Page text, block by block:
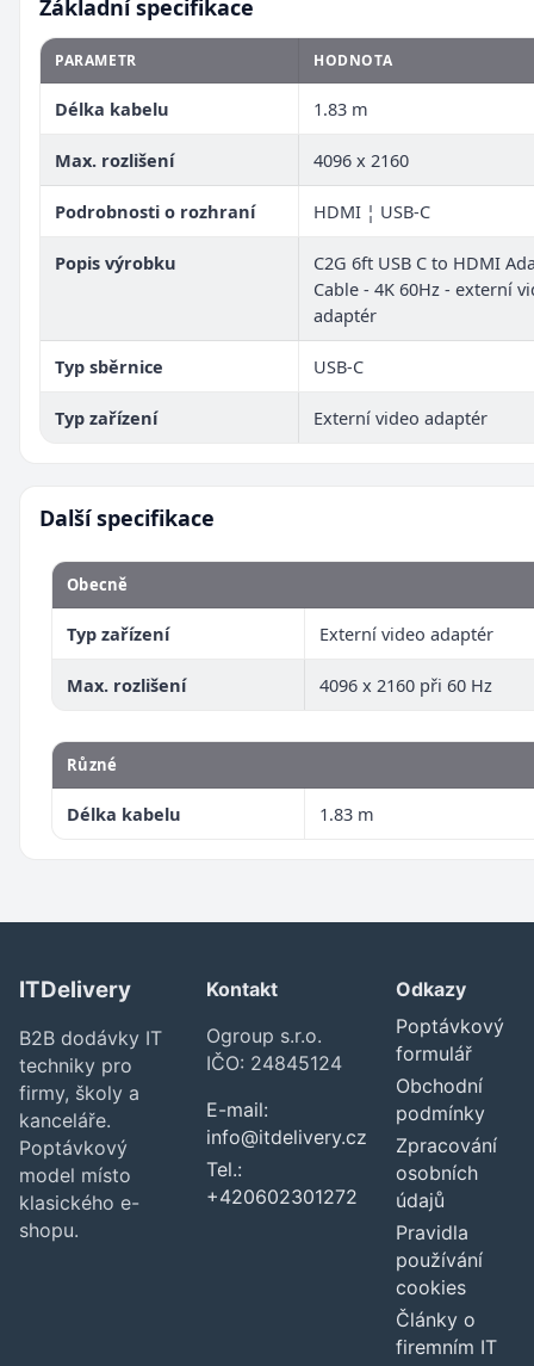
Základní specifikace
PARAMETR HODNOTA
Délka kabelu 1.83 m
Max. rozlišení 4096 x 2160
Podrobnosti o rozhraní HDMI ¦ USB-C
Popis výrobku
C2G 6ft USB C to HDMI
Cable - 4K 60Hz - externí
adaptér
Typ sběrnice USB-C
Typ zařízení Externí video adaptér
Další specifikace
Obecně
Typ zařízení Externí video adaptér
Max. rozlišení 4096 x 2160 při 60 Hz
Různé
Délka kabelu 1.83 m
ITDelivery
B2B dodávky IT
techniky pro
firmy, školy a
kanceláře.
Poptávkový
model místo
klasického e-
shopu.
Kontakt
Ogroup s.r.o.
IČO: 24845124
E-mail:
info@itdelivery.cz
Tel.:
+420602301272
Odkazy
Poptávkový
formulář
Obchodní
podmínky
Zpracování
osobních
údajů
Pravidla
používání
cookies
Články o
firemním IT